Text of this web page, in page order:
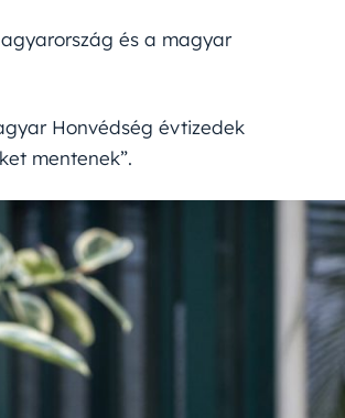
és a magyar
Honvédség évtizedek
mentenek”.